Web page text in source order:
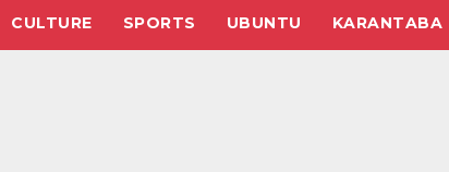
CULTURE SPORTS UBUNTU KARANTABA